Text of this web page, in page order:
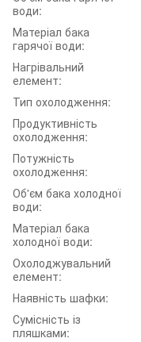
води:
Матеріал бака
гарячої води:
Нагрівальний
елемент:
Тип охолодження:
Продуктивність
охолодження:
Потужність
охолодження:
Об'єм бака холодної
води:
Матеріал бака
холодної води:
Охолоджувальний
елемент:
Наявність шафки:
Сумісність із
пляшками: